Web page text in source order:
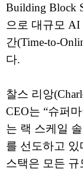
Building Block
으로 대규모
간(Time-to-
다.
찰스 리앙
CEO는 “슈퍼
는 랙 스케일
를 선도하고 있
스택은 모든